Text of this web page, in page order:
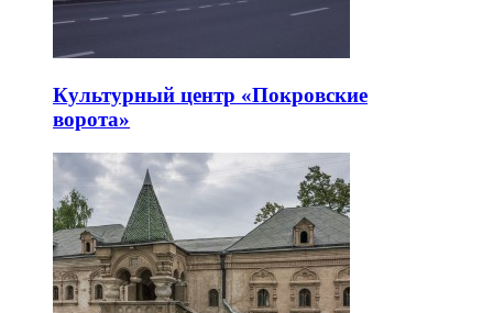
Культурный центр «Покровские
ворота»